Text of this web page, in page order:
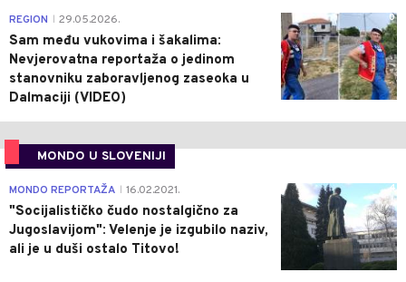
0
REGION 29.05.2026.
Sam među vukovima i šakalima:
Nevjerovatna reportaža o jedinom
stanovniku zaboravljenog zaseoka u
Dalmaciji (VIDEO)
MONDO U SLOVENIJI
4
MONDO REPORTAŽA 16.02.2021.
"Socijalističko čudo nostalgično za
Jugoslavijom": Velenje je izgubilo naziv,
ali je u duši ostalo Titovo!